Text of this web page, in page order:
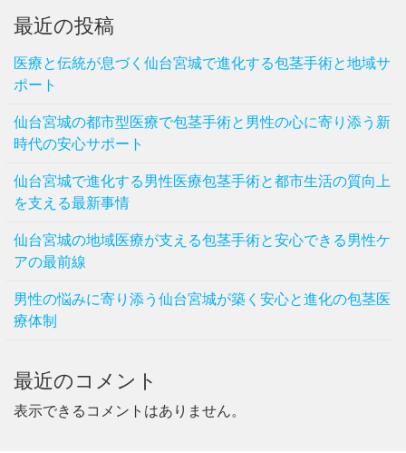
最近の投稿
医療と伝統が息づく仙台宮城で進化する包茎手術と地域サ
ポート
仙台宮城の都市型医療で包茎手術と男性の心に寄り添う新
時代の安心サポート
仙台宮城で進化する男性医療包茎手術と都市生活の質向上
を支える最新事情
仙台宮城の地域医療が支える包茎手術と安心できる男性ケ
アの最前線
男性の悩みに寄り添う仙台宮城が築く安心と進化の包茎医
療体制
最近のコメント
表示できるコメントはありません。